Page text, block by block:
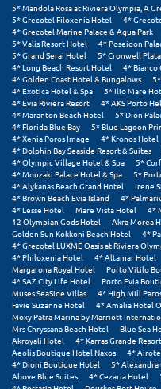
Παραλία Λιτοχώρου
Παράλιο Άστρος
Πάργα
Παρνασσός
Πάρος
Πάτμος
Πάτρα
Παύλιανη
Πειραιάς
Πελοπόννησος
Πήλιο
Πιερία
Πλαταμώνας
5* Mandola Rosa at Riviera Olympia, A
5* Grecotel Filoxenia Hotel
4*
4* Grecotel Marine Palace & Aqua Park
5* Valis Resort Hotel
4* Poseidon
5* Grand Serai Hotel
5* Cronwell
4* Long Beach Resort Hotel
4* Bianco
4* Golden Coast Hotel & Bungalows
4* Exotica Hotel & Spa
5* Ilio Mare
4* Evia Riviera Resort
4* AKS Porto
4* Maranton Beach Hotel
5* Dion
4* Florida Blue Bay
5* Blue Lagoon
4* Xenia Poros Image
4* Kronos Hotel
4* Dolphin Bay Seaside Resort & Suites
4* Olympic Village Hotel & Spa
5*
4* Mouzaki Palace Hotel & Spa
5*
4* Alykanas Beach Grand Hotel
Irene
4* Brown Beach Evia Island
4*
4* Lesse Hotel
Mare Vista Hotel
4*
12 Olympian Gods Hotel
Akra Morea
Golden Sun Kokkoni Beach Hotel
4*
4* Grecotel LUXME Oasis at Riviera
4* Philoxenia Hotel
4* Altamar Hotel
Margarona Royal Hotel
Porto Vitilo
4* SAZ City Life Hotel
Porto Evia
Muses SeaSide Villas
4* High Mill
Favie Suzanne Hotel
4* Amalia Hotel
Moxy Patra Marina by Marriott
Mrs Chryssana Beach Hotel
Blue Sea
Akroyali Hotel
4* Karras Grande
Aeolis Boutique Hotel Naxos
4*
4* Dioni Boutique Hotel
5* Alexandra
Above Blue Suites
4* Cezaria Hotel